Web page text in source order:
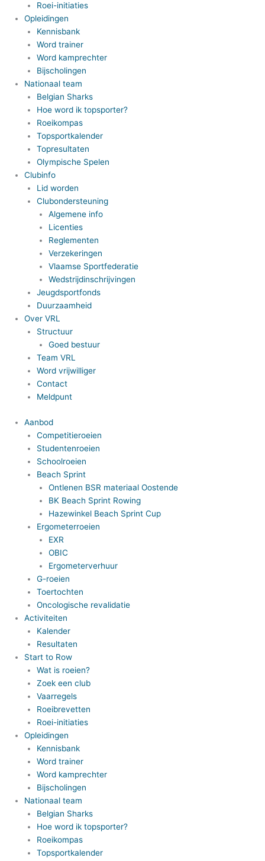
Roei-initiaties
Opleidingen
Kennisbank
Word trainer
Word kamprechter
Bijscholingen
Nationaal team
Belgian Sharks
Hoe word ik topsporter?
Roeikompas
Topsportkalender
Topresultaten
Olympische Spelen
Clubinfo
Lid worden
Clubondersteuning
Algemene info
Licenties
Reglementen
Verzekeringen
Vlaamse Sportfederatie
Wedstrijdinschrijvingen
Jeugdsportfonds
Duurzaamheid
Over VRL
Structuur
Goed bestuur
Team VRL
Word vrijwilliger
Contact
Meldpunt
Aanbod
Competitieroeien
Studentenroeien
Schoolroeien
Beach Sprint
Ontlenen BSR materiaal Oostende
BK Beach Sprint Rowing
Hazewinkel Beach Sprint Cup
Ergometerroeien
EXR
OBIC
Ergometerverhuur
G-roeien
Toertochten
Oncologische revalidatie
Activiteiten
Kalender
Resultaten
Start to Row
Wat is roeien?
Zoek een club
Vaarregels
Roeibrevetten
Roei-initiaties
Opleidingen
Kennisbank
Word trainer
Word kamprechter
Bijscholingen
Nationaal team
Belgian Sharks
Hoe word ik topsporter?
Roeikompas
Topsportkalender